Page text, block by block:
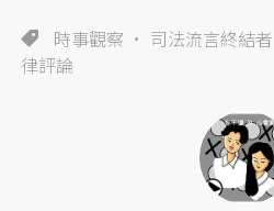
時事觀察 司法流言終結者
律評論